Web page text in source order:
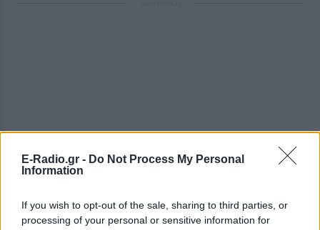
E-Radio.gr - Do Not Process My Personal
Information
If you wish to opt-out of the sale, sharing to third parties, or
processing of your personal or sensitive information for